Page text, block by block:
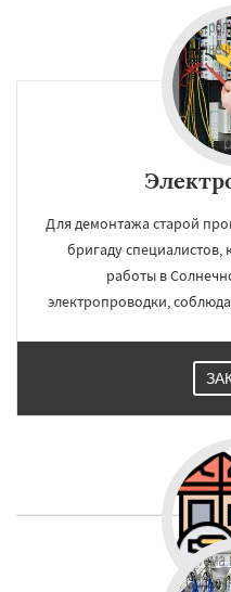
Для демонтажа старой
бригаду
работы в
электропроводки,